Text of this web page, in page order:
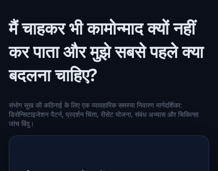
मैं चाहकर भी कामोन्माद क्यों नहीं
कर पाता और मुझे सबसे पहले क्या
बदलना चाहिए?
संभोग सुख की कठिनाई के लिए एक व्यावहारिक समस्या निवारण मार्गदर्शिका:
डिसेन्सिटाइजेशन पैटर्न, प्रदर्शन चिंता, रीसेट योजना, संबंध अभ्यास और चिकित्सा
जांच बिंदु।